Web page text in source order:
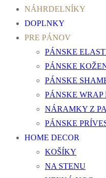
NÁHRDELNÍKY
DOPLNKY
PRE PÁNOV
PÁNSKE
PÁNSKE
PÁNSKE
PÁNSKE
NÁRAMKY Z
PÁNSKE
HOME DECOR
KOŠÍKY
NA STENU